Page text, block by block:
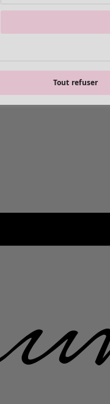
Tout refuser